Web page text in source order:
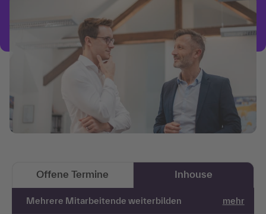
Offene Termine Inhouse
Mehrere Mitarbeitende weiterbilden mehr